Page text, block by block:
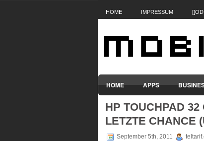
HOME IMPRESSUM
HOME APPS
SMARTPHONES & HANDYS
HP TOUCHPAD
LETZTE CHANCE
September 5th, 2011